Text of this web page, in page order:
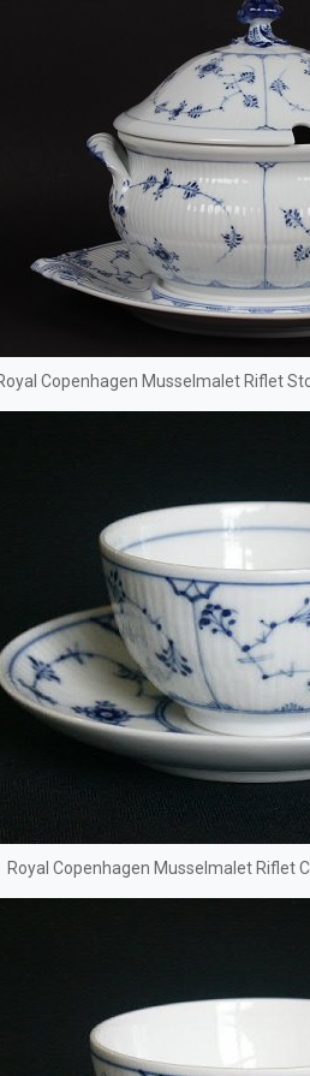
Copenhagen Musselmalet Riflet
Royal Copenhagen Musselmalet Riflet